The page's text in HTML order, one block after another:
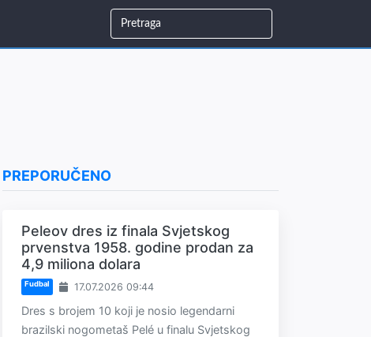
PREPORUČENO
Peleov dres iz finala Svjetskog
prvenstva 1958. godine prodan za
4,9 miliona dolara
Fudbal 17.07.2026 09:44
Dres s brojem 10 koji je nosio legendarni
brazilski nogometaš Pelé u finalu Svjetskog